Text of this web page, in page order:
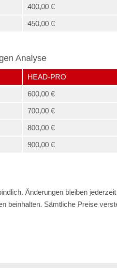
400,00 €
450,00 €
Analyse
HEAD-PRO
600,00 €
700,00 €
800,00 €
900,00 €
Änderungen bleiben
beinhalten. Sämtliche Preise